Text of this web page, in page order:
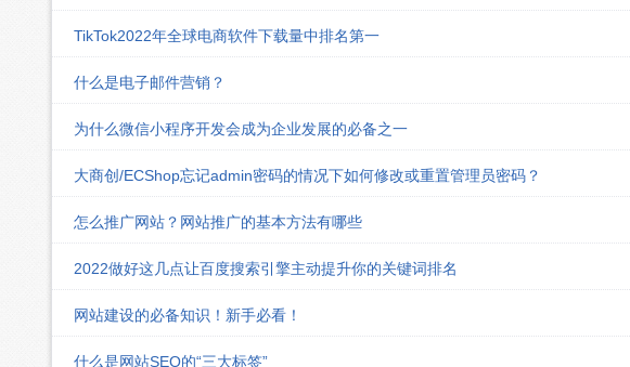
TikTok2022年全球电商软件下载量中排名第一
什么是电子邮件营销？
为什么微信小程序开发会成为企业发展的必备之一
大商创/ECShop忘记admin密码的情况下如何修改或重置管理员密码？
怎么推广网站？网站推广的基本方法有哪些
2022做好这几点让百度搜索引擎主动提升你的关键词排名
网站建设的必备知识！新手必看！
什么是网站SEO的“三大标签”